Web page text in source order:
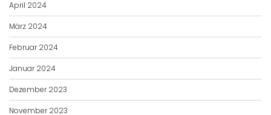
April 2024
März 2024
Februar 2024
Januar 2024
Dezember 2023
November 2023